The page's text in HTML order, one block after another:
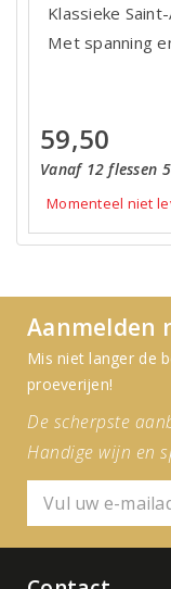
Klassieke
Met spanning
59,50
Vanaf 12 flessen
Momenteel niet
Aanmelden
Mis niet langer de
proeverijen!
De scherpste
Handige wijn en